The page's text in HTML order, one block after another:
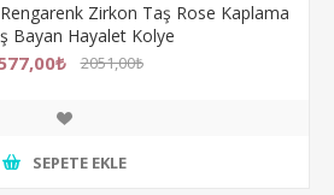
Zirkon Taş Rose Kaplama
Bayan Hayalet Kolye
2051,00₺
SEPETE EKLE